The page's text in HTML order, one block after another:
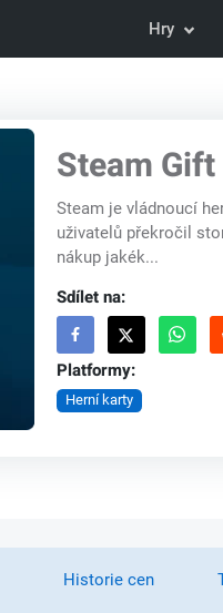
Hry
Steam Gift
Steam je vládnoucí
uživatelů překročil
nákup jakék...
Sdílet na:
Platformy:
Herní karty
Historie cen